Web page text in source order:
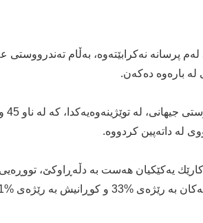
پرسانه‌ نه‌كرابێته‌وه‌، به‌ڵام
له‌ باره‌وه‌ ده‌كه‌ن.
یه‌كێكیان هه‌ست به‌ دڵه‌ڕاوكێ،